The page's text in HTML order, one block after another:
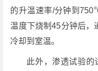
的升温速率/分钟到
温度下烧制45分钟后，
冷却到室温。
此外，渗透试验的